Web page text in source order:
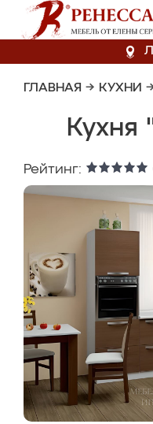
ГЛАВНАЯ → КУХНИ
Кухня
Рейтинг: